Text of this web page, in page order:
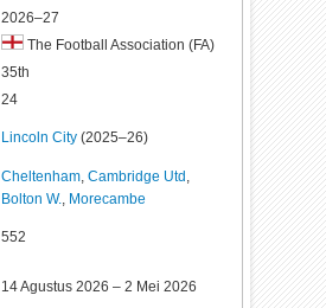
2026–27
The Football Association (FA)
35th
24
Lincoln City (2025–26)
Cheltenham,Cambridge Utd ,
Bolton W., Morecambe
552
14 Agustus 2026 – 2 Mei 2026